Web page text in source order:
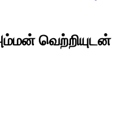
வெற்றியுடன்